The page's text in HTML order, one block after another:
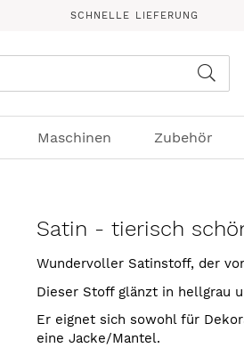
SCHNELLE LIEFERUNG
Maschinen Zubehör
Satin - tierisch
Wundervoller Satinstoff, der
Dieser Stoff glänzt in hellgrau
Er eignet sich sowohl für
eine Jacke/Mantel.